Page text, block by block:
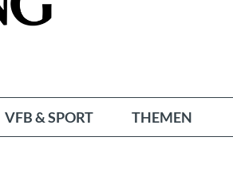
VFB & SPORT THEMEN